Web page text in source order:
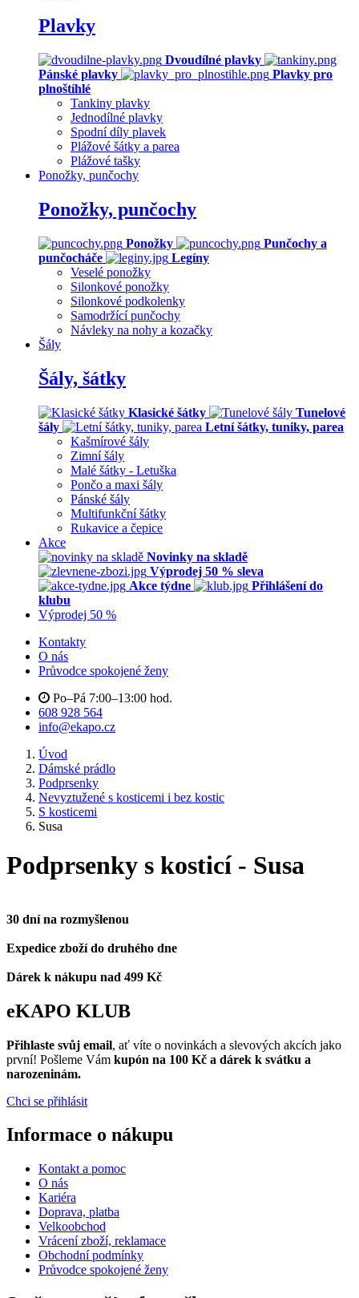
Plavky
Dvoudílné plavky
Pánské plavky
Plavky pro
plnoštíhlé
Tankiny plavky
Jednodílné plavky
Spodní díly plavek
Plážové šátky a parea
Plážové tašky
Ponožky, punčochy
Ponožky, punčochy
Ponožky
Punčochy a
punčocháče
Legíny
Veselé ponožky
Silonkové ponožky
Silonkové podkolenky
Samodržící punčochy
Návleky na nohy a kozačky
Šály
Šály, šátky
Klasické šátky
Tunelové
šály
Letní šátky, tuniky, parea
Kašmírové šály
Zimní šály
Malé šátky - Letuška
Pončo a maxi šály
Pánské šály
Multifunkční šátky
Rukavice a čepice
Akce
Novinky na skladě
Výprodej 50 % sleva
Akce týdne
Přihlášení do
klubu
Výprodej 50 %
Kontakty
O nás
Průvodce spokojené ženy
Po–Pá 7:00–13:00 hod.
608 928 564
info@ekapo.cz
Úvod
Dámské prádlo
Podprsenky
Nevyztužené s kosticemi i bez kostic
S kosticemi
Susa
Podprsenky s kosticí - Susa
30 dní na rozmyšlenou
Expedice zboží do druhého dne
Dárek k nákupu nad 499 Kč
eKAPO KLUB
Přihlaste svůj email, ať víte o novinkách a slevových akcích jako
první! Pošleme Vám kupón na 100 Kč a dárek k svátku a
narozeninám.
Chci se přihlásit
Informace o nákupu
Kontakt a pomoc
O nás
Kariéra
Doprava, platba
Velkoobchod
Vrácení zboží, reklamace
Obchodní podmínky
Průvodce spokojené ženy